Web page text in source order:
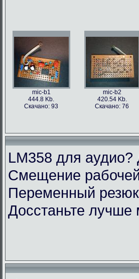
mic-b1
444.8 Kb.
Скачано: 93
mic-b2
420.54 Kb.
Скачано: 76
LM358 для
Смещение
Переменный
Досстаньте лучше